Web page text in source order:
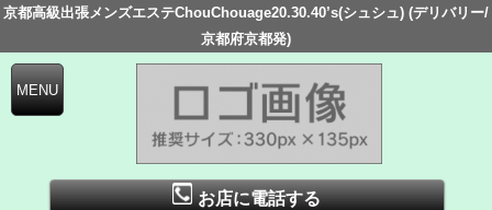
京都高級出張メンズエステChouChouage20.30.40’s(シュシュ) (デリバリー/
京都府京都発)
お店に電話する